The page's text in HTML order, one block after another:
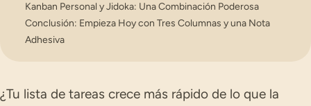
Kanban Personal y Jidoka: Una Combinación Poderosa
Conclusión: Empieza Hoy con Tres Columnas y una Nota
Adhesiva
¿Tu lista de tareas crece más rápido de lo que la